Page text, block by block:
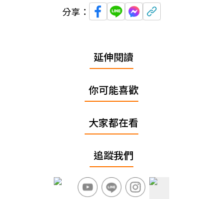
分享：
延伸閱讀
你可能喜歡
大家都在看
追蹤我們